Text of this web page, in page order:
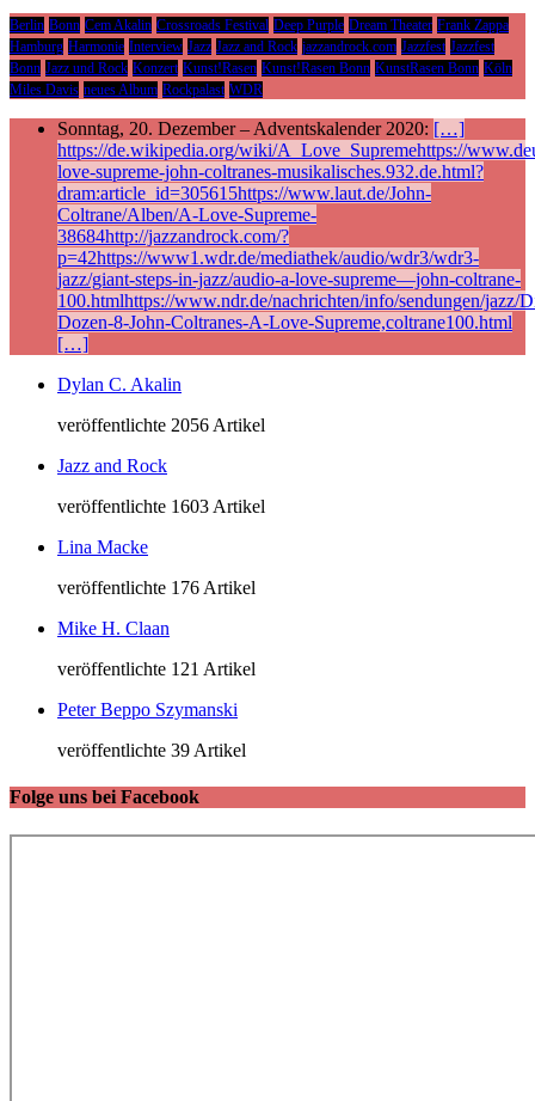
Berlin Bonn Cem Akalin Crossroads Festival Deep Purple Dream Theater Frank Zappa
Hamburg Harmonie Interview Jazz Jazz and Rock jazzandrock.com Jazzfest Jazzfest
Bonn Jazz und Rock Konzert Kunst!Rasen Kunst!Rasen Bonn KunstRasen Bonn Köln
Miles Davis neues Album Rockpalast WDR
Sonntag, 20. Dezember – Adventskalender 2020: […]
https://de.wikipedia.org/wiki/A_Love_Supremehttps://
love-supreme-john-coltranes-musikalisches.932.de.html?
dram:article_id=305615https://www.laut.de/John-
Coltrane/Alben/A-Love-Supreme-
38684http://jazzandrock.com/?
p=42https://www1.wdr.de/mediathek/audio/wdr3/wdr3-
jazz/giant-steps-in-jazz/audio-a-love-supreme—john-coltrane-
100.htmlhttps://www.ndr.de/nachrichten/info/sendungen/jazz/
Dozen-8-John-Coltranes-A-Love-Supreme,coltrane100.html
[…]
Dylan C. Akalin
veröffentlichte 2056 Artikel
Jazz and Rock
veröffentlichte 1603 Artikel
Lina Macke
veröffentlichte 176 Artikel
Mike H. Claan
veröffentlichte 121 Artikel
Peter Beppo Szymanski
veröffentlichte 39 Artikel
Folge uns bei Facebook